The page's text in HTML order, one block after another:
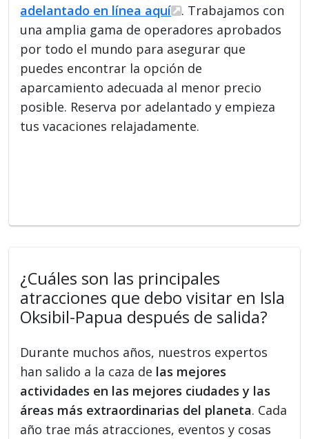
adelantado en línea aquí
. Trabajamos con
una amplia gama de operadores aprobados
por todo el mundo para asegurar que
puedes encontrar la opción de
aparcamiento adecuada al menor precio
posible. Reserva por adelantado y empieza
tus vacaciones relajadamente.
¿Cuáles son las principales
atracciones que debo visitar en Isla
Oksibil-Papua después de salida?
Durante muchos años, nuestros expertos
han salido a la caza de las mejores
actividades en las mejores ciudades y las
áreas más extraordinarias del planeta. Cada
año trae más atracciones, eventos y cosas